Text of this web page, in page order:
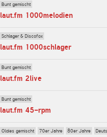
Bunt gemischt
laut.fm 1000melodien
Schlager & Discofox
laut.fm 1000schlager
Bunt gemischt
laut.fm 2live
Bunt gemischt
laut.fm 45-rpm
Oldies gemischt 70er Jahre 80er Jahre